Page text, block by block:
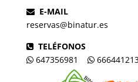
E-MAIL
reservas@binatur.es
TELÉFONOS
647356981